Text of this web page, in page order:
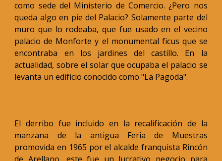
como sede del Ministerio de Comercio. ¿Pero nos
queda algo en pie del Palacio? Solamente parte del
muro que lo rodeaba, que fue usado en el vecino
palacio de Monforte y el monumental ficus que se
encontraba en los jardines del castillo. En la
actualidad, sobre el solar que ocupaba el palacio se
levanta un edificio conocido como "La Pagoda".
El derribo fue incluido en la recalificación de la
manzana de la antigua Feria de Muestras
promovida en 1965 por el alcalde franquista Rincón